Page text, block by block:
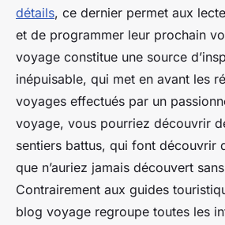
détails, ce dernier permet aux
et de programmer leur prochain
voyage constitue une source
inépuisable, qui met en avant les
voyages effectués par un
voyage, vous pourriez découvrir
sentiers battus, qui font découvrir
que n’auriez jamais découvert
Contrairement aux guides
blog voyage regroupe toutes les